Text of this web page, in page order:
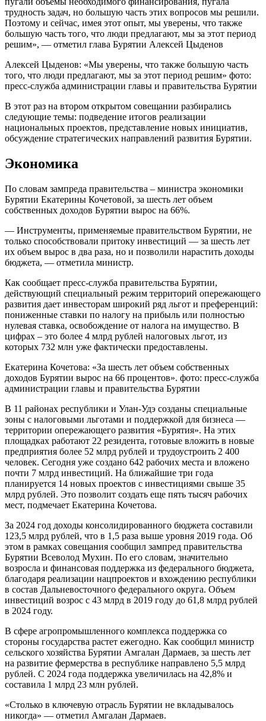
трудность задач, но большую часть этих вопросов мы решили.
Поэтому и сейчас, имея этот опыт, мы уверены, что также
большую часть того, что люди предлагают, мы за этот период
решим», — отметил глава Бурятии Алексей Цыденов
Алексей Цыденов: «Мы уверены, что также большую часть
того, что люди предлагают, мы за этот период решим» фото:
пресс-служба администрации главы и правительства Бурятии
В этот раз на втором открытом совещании разбирались
следующие темы: подведение итогов реализации
национальных проектов, представление новых инициатив,
обсуждение стратегических направлений развития Бурятии.
Экономика
По словам зампреда правительства – министра экономики
Бурятии Екатерины Кочетовой, за шесть лет объем
собственных доходов Бурятии вырос на 66%.
— Инструменты, применяемые правительством Бурятии, не
только способствовали притоку инвестиций — за шесть лет
их объем вырос в два раза, но и позволили нарастить доходы
бюджета, — отметила министр.
Как сообщает пресс-служба правительства Бурятии,
действующий специальный режим территорий опережающего
развития дает инвесторам широкий ряд льгот и преференций:
пониженные ставки по налогу на прибыль или полностью
нулевая ставка, освобождение от налога на имущество. В
цифрах – это более 4 млрд рублей налоговых льгот, из
которых 732 млн уже фактически предоставлены.
Екатерина Кочетова: «За шесть лет объем собственных
доходов Бурятии вырос на 66 процентов». фото: пресс-служба
администрации главы и правительства Бурятии
В 11 районах республики и Улан-Удэ созданы специальные
зоны с налоговыми льготами и поддержкой для бизнеса —
территории опережающего развития «Бурятия». На этих
площадках работают 22 резидента, готовые вложить в новые
предприятия более 52 млрд рублей и трудоустроить 2 400
человек. Сегодня уже создано 642 рабочих места и вложено
почти 7 млрд инвестиций. На ближайшие три года
планируется 14 новых проектов с инвестициями свыше 35
млрд рублей. Это позволит создать еще пять тысяч рабочих
мест, подмечает Екатерина Кочетова.
За 2024 год доходы консолидированного бюджета составили
123,5 млрд рублей, что в 1,5 раза выше уровня 2019 года. Об
этом в рамках совещания сообщил зампред правительства
Бурятии Всеволод Мухин. По его словам, значительно
возросла и финансовая поддержка из федерального бюджета,
благодаря реализации нацпроектов и вхождению республики
в состав Дальневосточного федерального округа. Объем
инвестиций возрос с 43 млрд в 2019 году до 61,8 млрд рублей
в 2024 году.
В сфере агропромышленного комплекса поддержка со
стороны государства растет ежегодно. Как сообщил министр
сельского хозяйства Бурятии Амгалан Дармаев, за шесть лет
на развитие фермерства в республике направлено 5,5 млрд
рублей. С 2024 года поддержка увеличилась на 42,8% и
составила 1 млрд 23 млн рублей.
«Столько в ключевую отрасль Бурятии не вкладывалось
никогда» — отметил Амгалан Дармаев.